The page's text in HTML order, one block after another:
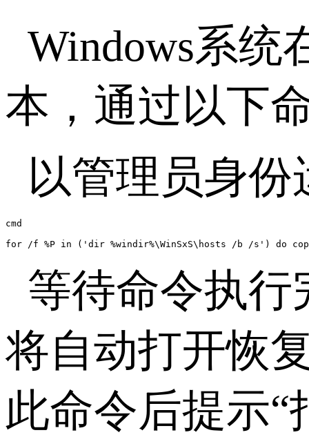
Windows系统
本，通过以下
以管理员身
cmd
for /f %P in ('dir %windir%\WinSxS\hosts /b /s') do copy
等待命令执
将自动打开恢
此命令后提示